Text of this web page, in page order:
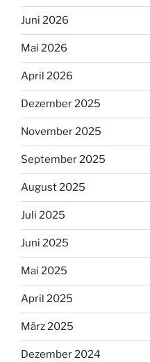
Juni 2026
Mai 2026
April 2026
Dezember 2025
November 2025
September 2025
August 2025
Juli 2025
Juni 2025
Mai 2025
April 2025
März 2025
Dezember 2024